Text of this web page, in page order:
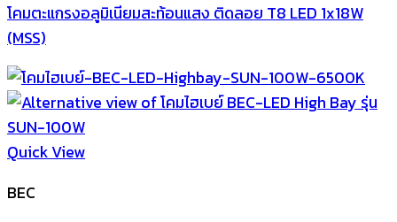
โคมตะแกรงอลูมิเนียมสะท้อนแสง ติดลอย T8 LED 1x18W
(MSS)
Quick View
BEC